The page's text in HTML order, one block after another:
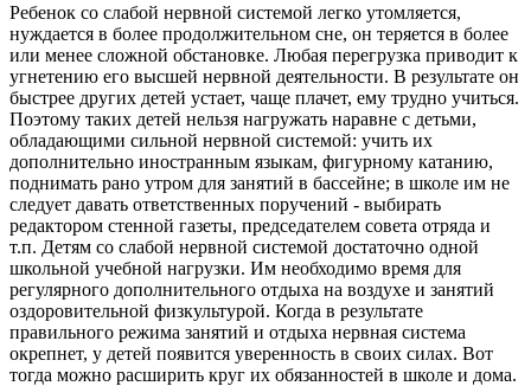
Ребенок со слабой нервной системой легко утомляется,
нуждается в более продолжительном сне, он теряется в более
или менее сложной обстановке. Любая перегрузка приводит к
угнетению его высшей нервной деятельности. В результате он
быстрее других детей устает, чаще плачет, ему трудно учиться.
Поэтому таких детей нельзя нагружать наравне с детьми,
обладающими сильной нервной системой: учить их
дополнительно иностранным языкам, фигурному катанию,
поднимать рано утром для занятий в бассейне; в школе им не
следует давать ответственных поручений - выбирать
редактором стенной газеты, председателем совета отряда и
т.п. Детям со слабой нервной системой достаточно одной
школьной учебной нагрузки. Им необходимо время для
регулярного дополнительного отдыха на воздухе и занятий
оздоровительной физкультурой. Когда в результате
правильного режима занятий и отдыха нервная система
окрепнет, у детей появится уверенность в своих силах. Вот
тогда можно расширить круг их обязанностей в школе и дома.